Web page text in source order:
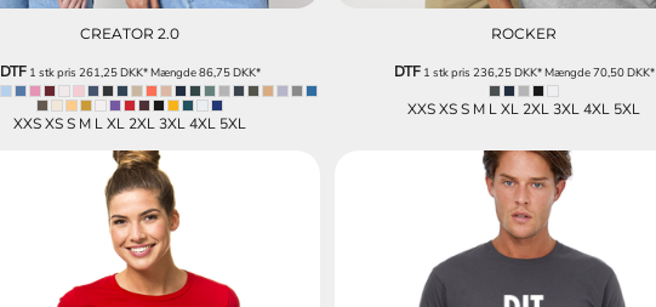
CREATOR 2.0
DTF1 stk pris 261,25DKK*Mængde86,75DKK*
XXS XS S M L XL 2XL 3XL 4XL 5XL
ROCKER
DTF1 stk pris 236,25DKK*Mængde70,50DKK*
XXS XS S M L XL 2XL 3XL 4XL 5XL